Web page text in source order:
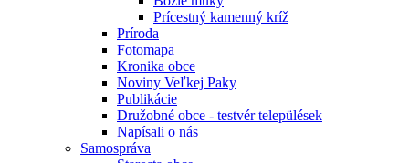
Prícestný kamenný kríž
Príroda
Fotomapa
Kronika obce
Noviny Veľkej Paky
Publikácie
Družobné obce - testvér települések
Napísali o nás
Samospráva